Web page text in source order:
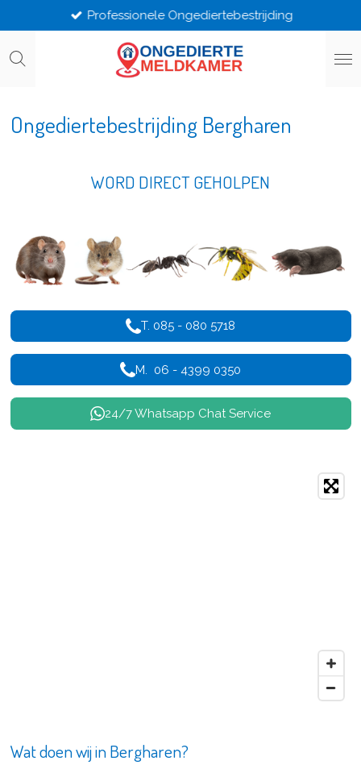
direct
naar
Professionele Ongediertebestrijding
Ongediertebestrijding Bergharen
WORD DIRECT GEHOLPEN
T. 085 - 080 5718
M. 06 - 4399 0350
24/7 Whatsapp Chat Service
Wat doen wij in Bergharen?